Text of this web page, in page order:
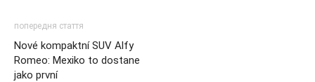
попередня стаття
Nové kompaktní SUV Alfy
Romeo: Mexiko to dostane
jako první